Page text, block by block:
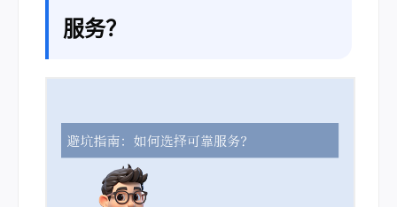
服务？